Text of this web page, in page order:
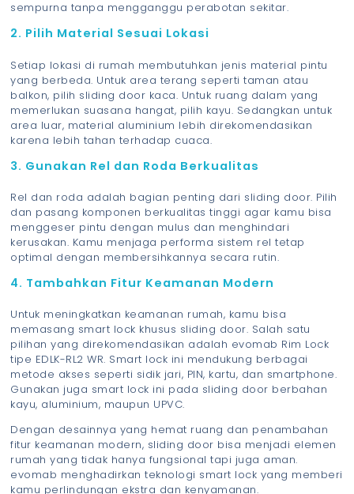
sempurna tanpa mengganggu perabotan sekitar.
2. Pilih Material Sesuai Lokasi
Setiap lokasi di rumah membutuhkan jenis material pintu
yang berbeda. Untuk area terang seperti taman atau
balkon, pilih sliding door kaca. Untuk ruang dalam yang
memerlukan suasana hangat, pilih kayu. Sedangkan untuk
area luar, material aluminium lebih direkomendasikan
karena lebih tahan terhadap cuaca.
3. Gunakan Rel dan Roda Berkualitas
Rel dan roda adalah bagian penting dari sliding door. Pilih
dan pasang komponen berkualitas tinggi agar kamu bisa
menggeser pintu dengan mulus dan menghindari
kerusakan. Kamu menjaga performa sistem rel tetap
optimal dengan membersihkannya secara rutin.
4. Tambahkan Fitur Keamanan Modern
Untuk meningkatkan keamanan rumah, kamu bisa
memasang smart lock khusus sliding door. Salah satu
pilihan yang direkomendasikan adalah evomab Rim Lock
tipe EDLK-RL2 WR. Smart lock ini mendukung berbagai
metode akses seperti sidik jari, PIN, kartu, dan smartphone.
Gunakan juga smart lock ini pada sliding door berbahan
kayu, aluminium, maupun UPVC.
Dengan desainnya yang hemat ruang dan penambahan
fitur keamanan modern, sliding door bisa menjadi elemen
rumah yang tidak hanya fungsional tapi juga aman.
evomab menghadirkan teknologi smart lock yang memberi
kamu perlindungan ekstra dan kenyamanan.